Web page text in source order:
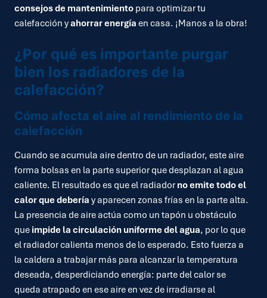
consejos de mantenimiento para optimizar tu
calefacción yahorrar energía en casa. ¡Manos a la obra!
¿Por qué es importante purgar
bien los radiadores de la
calefacción?
Cómo afecta el aire al rendimiento de la
calefacción
Cuando se acumula aire dentro de un radiador, este aire
forma bolsas en la parte superior que desplazan al agua
caliente. El resultado es que el radiador no emite todo el
calor que debería y aparecen zonas frías en la parte alta.
La presencia de aire actúa como un tapón u obstáculo
que impide la circulación uniforme del agua, por lo que
el radiador calienta menos de lo esperado. Esto fuerza a
la caldera a trabajar más para alcanzar la temperatura
deseada, desperdiciando energía: parte del calor se
queda atrapado en ese aire en vez de irradiarse al